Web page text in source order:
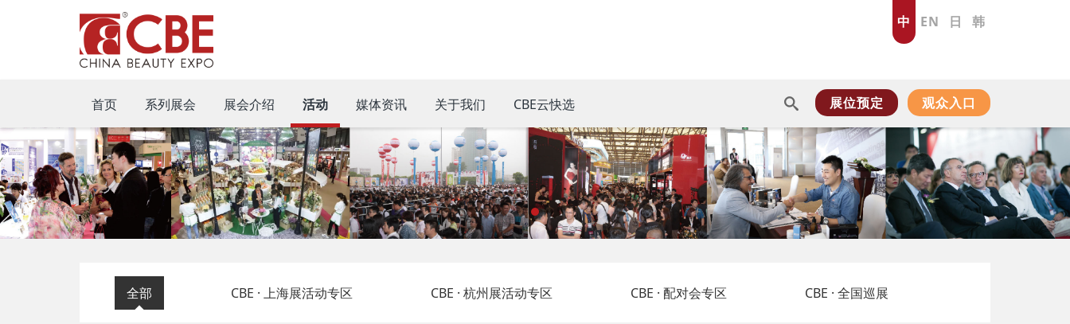
中 EN 日 韩
首页 系列展会 展会介绍 活动 媒体资讯 关于我们 CBE云快选 展位预定 观众入口
全部 CBE · 上海展活动专区 CBE · 杭州展活动专区 CBE · 配对会专区 CBE · 全国巡展